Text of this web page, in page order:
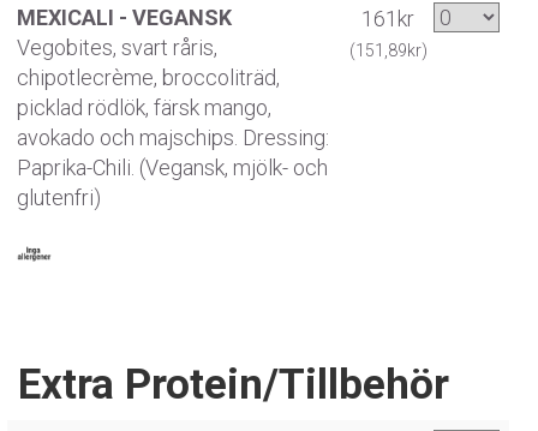
MEXICALI - VEGANSK
Vegobites, svart råris,
chipotlecrème, broccoliträd,
picklad rödlök, färsk mango,
avokado och majschips. Dressing:
Paprika-Chili. (Vegansk, mjölk- och
glutenfri)
161kr
(151,89kr)
Extra Protein/Tillbehör